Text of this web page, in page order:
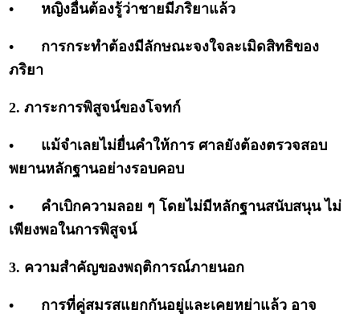
• หญิงอื่นต้องรู้ว่าชายมีภริยาแล้ว
•
การกระทำต้องมีลักษณะจงใจละเมิดสิทธิของ
ภริยา
2. ภาระการพิสูจน์ของโจทก์
•
แม้จำเลยไม่ยื่นคำให้การ ศาลยังต้องตรวจสอบ
พยานหลักฐานอย่างรอบคอบ
•
คำเบิกความลอย ๆ โดยไม่มีหลักฐานสนับสนุน ไม่
เพียงพอในการพิสูจน์
3. ความสำคัญของพฤติการณ์ภายนอก
•
การที่คู่สมรสแยกกันอยู่และเคยหย่าแล้ว อาจ